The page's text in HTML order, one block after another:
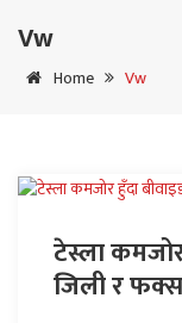
Vw
Home Vw
टेस्ला
जिली र